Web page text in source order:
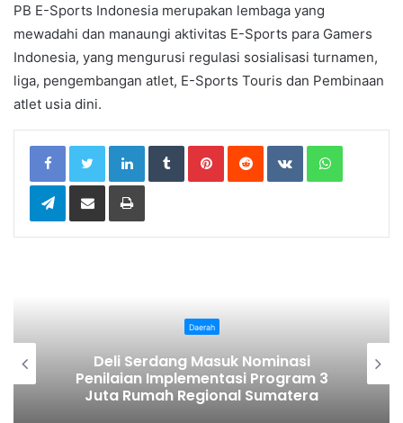
PB E-Sports Indonesia merupakan lembaga yang
mewadahi dan manaungi aktivitas E-Sports para Gamers
Indonesia, yang mengurusi regulasi sosialisasi turnamen,
liga, pengembangan atlet, E-Sports Touris dan Pembinaan
atlet usia dini.
LinkedIn Tumblr Pinterest Reddit VKontakte
Telegram Print
3
Pemkab Karo Gelar Gerak
Kemerdekaan, Meriahkan HUT RI
81 Ajak Masyarakat Perkuat
Semangat Persatuan